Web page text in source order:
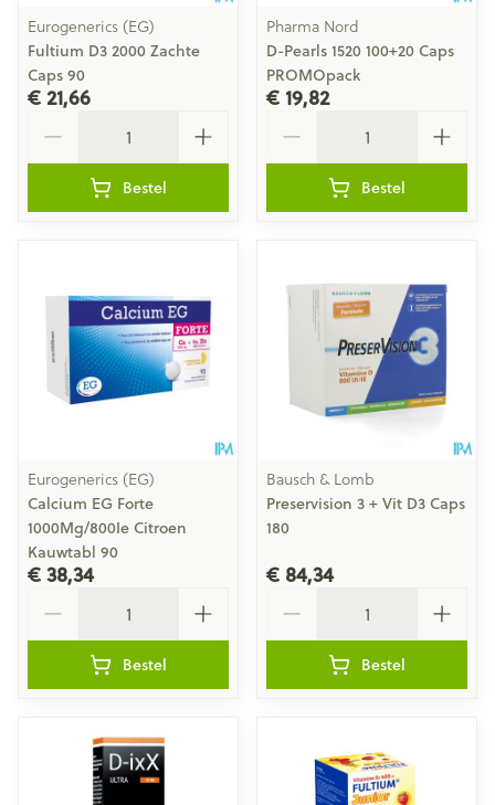
Eurogenerics (EG)
Fultium D3 2000 Zachte
Caps 90
€ 21,66
Bestel
Pharma Nord
D-Pearls 1520 100+20 Caps
PROMOpack
€ 19,82
Bestel
Eurogenerics (EG)
Calcium EG Forte
1000Mg/800Ie Citroen
Kauwtabl 90
€ 38,34
Bestel
Bausch & Lomb
Preservision 3 + Vit D3 Caps
180
€ 84,34
Bestel